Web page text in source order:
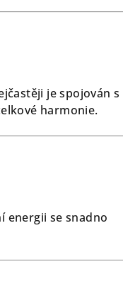
je spojován s
harmonie.
energii se snadno